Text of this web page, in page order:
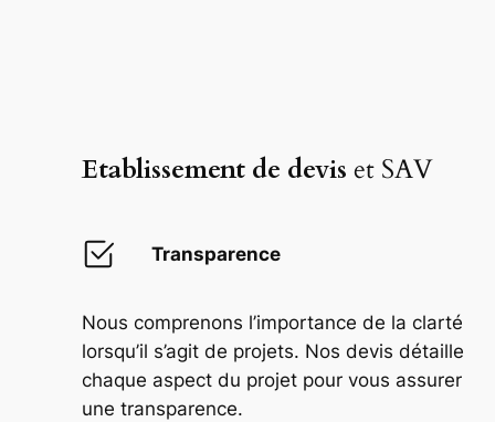
Etablissement de devis et SAV
Transparence
Nous comprenons l’importance de la clarté
lorsqu’il s’agit de projets. Nos devis détaille
chaque aspect du projet pour vous assurer
une transparence.